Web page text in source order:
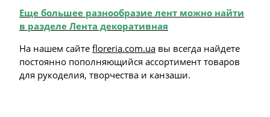
Еще большее разнообразие лент можно найти
в разделе Лента декоративная
На нашем сайте floreria.com.ua вы всегда найдете
постоянно пополняющийся ассортимент товаров
для рукоделия, творчества и канзаши.